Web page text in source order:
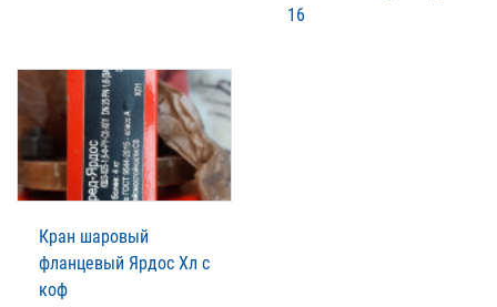
16
Кран шаровый
фланцевый Ярдос Хл с
коф